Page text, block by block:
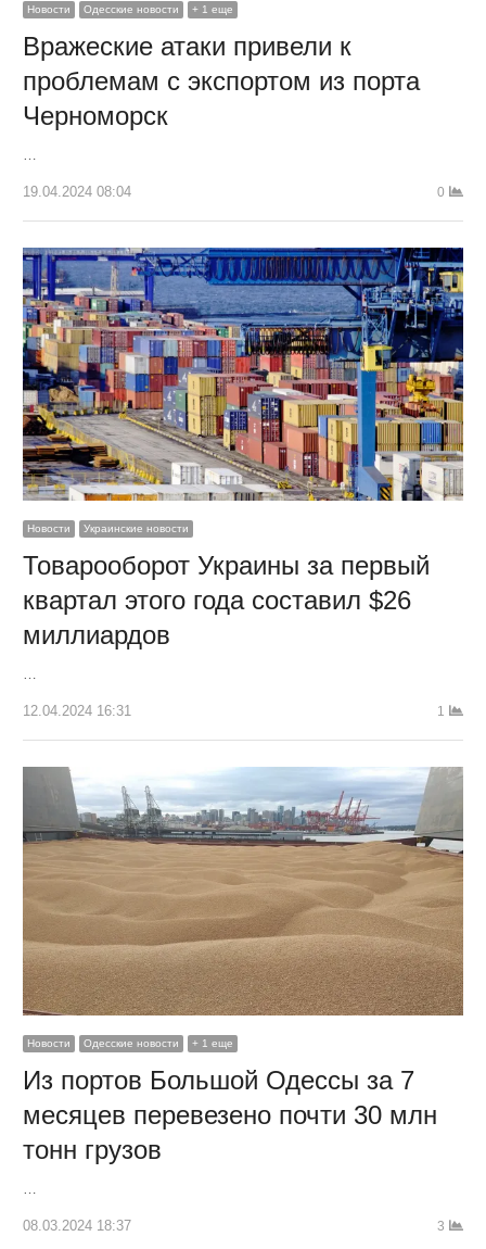
Новости Одесские новости + 1 еще
Вражеские атаки привели к
проблемам с экспортом из порта
Черноморск
19.04.2024 08:04 0
Новости Украинские новости
Товарооборот Украины за первый
квартал этого года составил $26
миллиардов
12.04.2024 16:31 1
Новости Одесские новости + 1 еще
Из портов Большой Одессы за 7
месяцев перевезено почти 30 млн
тонн грузов
08.03.2024 18:37 3